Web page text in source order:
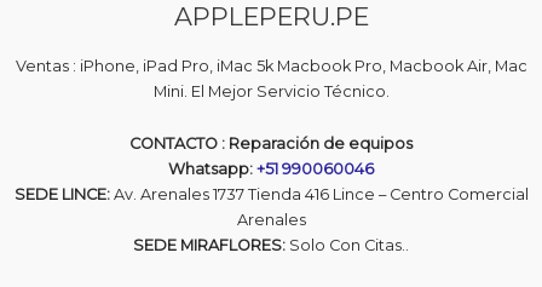
APPLEPERU.PE
Ventas : iPhone, iPad Pro, iMac 5k Macbook Pro, Macbook Air, Mac
Mini. El Mejor Servicio Técnico.
CONTACTO : Reparación de equipos
Whatsapp: +51 990060046
SEDE LINCE: Av. Arenales 1737 Tienda 416 Lince – Centro Comercial
Arenales
SEDE MIRAFLORES: Solo Con Citas..